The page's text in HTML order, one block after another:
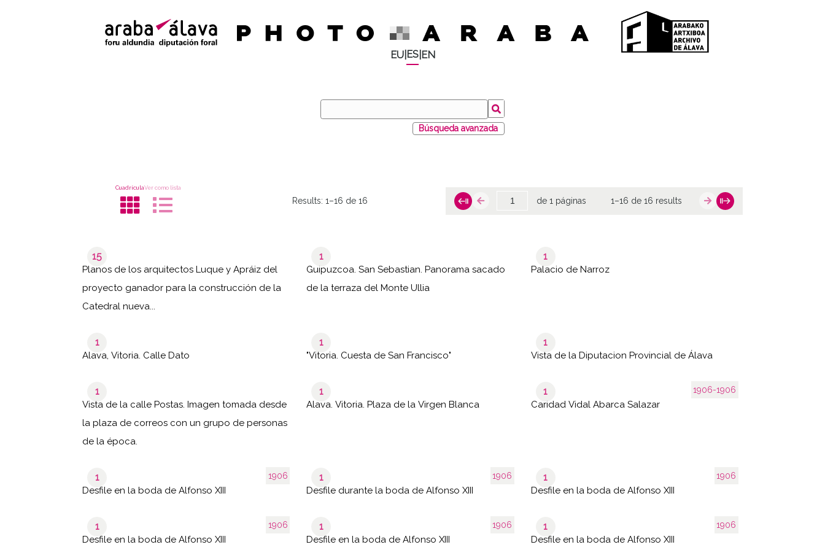
EU| ES| EN
Búsqueda avanzada
CuadrículaVer como lista
Results:1–16 de 16 de 1 páginas 1–16 de 16 results
15
Planos de los arquitectos Luque y Apráiz del
proyecto ganador para la construcción de la
Catedral nueva...
1
Guipuzcoa. San Sebastian. Panorama sacado
de la terraza del Monte Ullia
1
Palacio de Narroz
1
Alava, Vitoria. Calle Dato
1
"Vitoria. Cuesta de San Francisco"
1
Vista de la Diputacion Provincial de Álava
1
Vista de la calle Postas. Imagen tomada desde
la plaza de correos con un grupo de personas
de la época.
1
Alava. Vitoria. Plaza de la Virgen Blanca
1906-1906
1
Caridad Vidal Abarca Salazar
1906
1
Desfile en la boda de Alfonso XIII
1906
1
Desfile durante la boda de Alfonso XIII
1906
1
Desfile en la boda de Alfonso XIII
1906
1
Desfile en la boda de Alfonso XIII
1906
1
Desfile en la boda de Alfonso XIII
1906
1
Desfile en la boda de Alfonso XIII